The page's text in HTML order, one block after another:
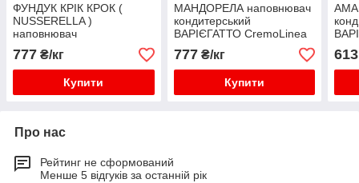
ФУНДУК КРІК КРОК (
NUSSERELLA )
наповнювач
кондитерський
ВАРІЄГАТТО CremoLinea
777 ₴/кг
Купити
МАНДОРЕЛА наповнювач
кондитерський
ВАРІЄГАТТО CremoLinea
777₴/кг
Купити
613
Про нас
Рейтинг не сформований
Менше 5 відгуків за останній рік